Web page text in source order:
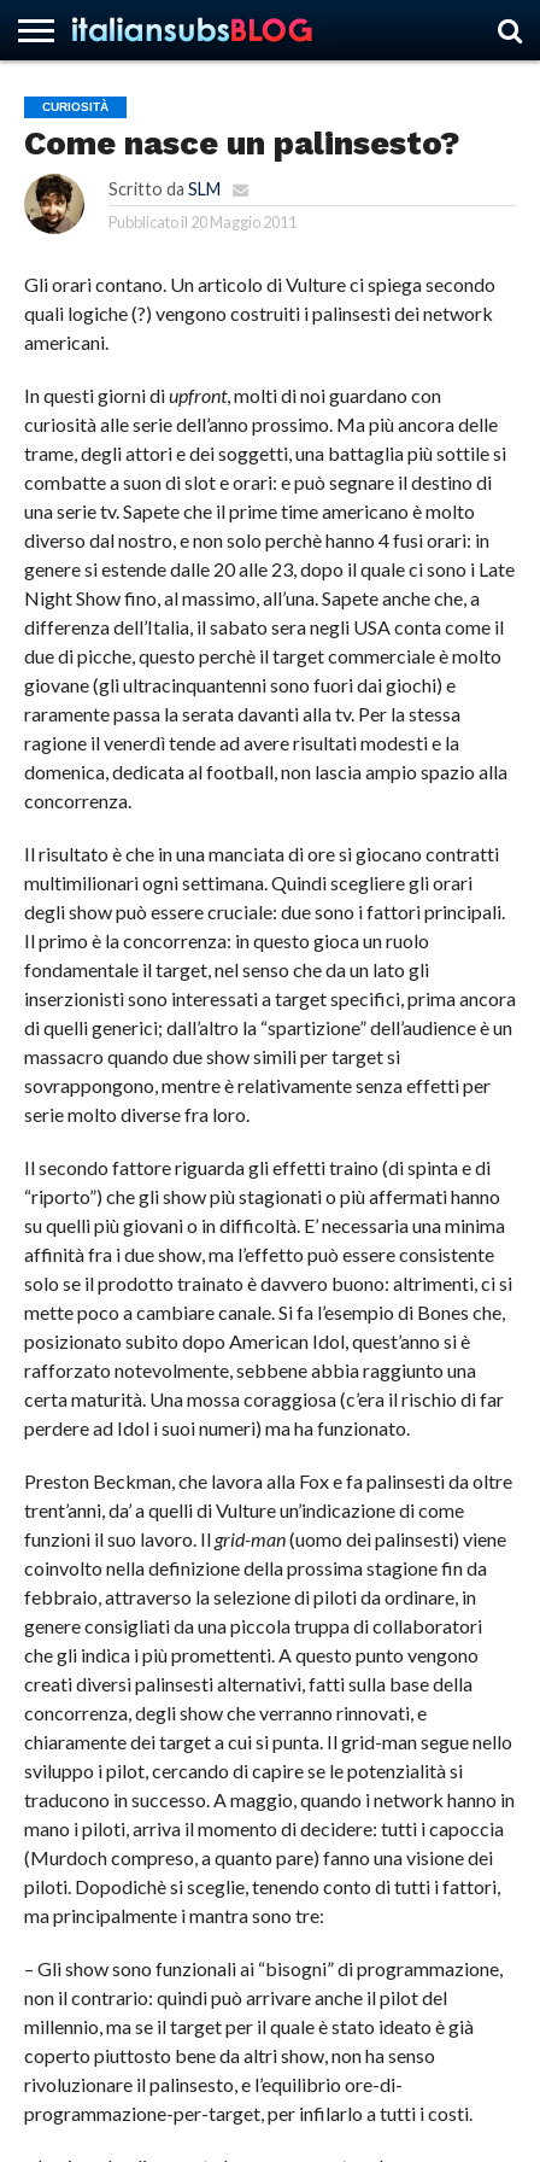
HOME
NEWS
ASCOLTI
RECENSIONI
INTERVISTE
CURIOSITÀ
CHI
SIAMO
CONTATTACI
FORUM
ITALIANSUBS
CURIOSITÀ
Come nasce un palinsesto?
Scritto da SLM
Pubblicato il 20 Maggio 2011
Gli orari contano. Un articolo di Vulture ci spiega secondo
quali logiche (?) vengono costruiti i palinsesti dei network
americani.
In questi giorni diupfront, molti di noi guardano con
curiosità alle serie dell’anno prossimo. Ma più ancora delle
trame, degli attori e dei soggetti, una battaglia più sottile si
combatte a suon di slot e orari: e può segnare il destino di
una serie tv. Sapete che il prime time americano è molto
diverso dal nostro, e non solo perchè hanno 4 fusi orari: in
genere si estende dalle 20 alle 23, dopo il quale ci sono i Late
Night Show fino, al massimo, all’una. Sapete anche che, a
differenza dell’Italia, il sabato sera negli USA conta come il
due di picche, questo perchè il target commerciale è molto
giovane (gli ultracinquantenni sono fuori dai giochi) e
raramente passa la serata davanti alla tv. Per la stessa
ragione il venerdì tende ad avere risultati modesti e la
domenica, dedicata al football, non lascia ampio spazio alla
concorrenza.
Il risultato è che in una manciata di ore si giocano contratti
multimilionari ogni settimana. Quindi scegliere gli orari
degli show può essere cruciale: due sono i fattori principali.
Il primo è la concorrenza: in questo gioca un ruolo
fondamentale il target, nel senso che da un lato gli
inserzionisti sono interessati a target specifici, prima ancora
di quelli generici; dall’altro la “spartizione” dell’audience è un
massacro quando due show simili per target si
sovrappongono, mentre è relativamente senza effetti per
serie molto diverse fra loro.
Il secondo fattore riguarda gli effetti traino (di spinta e di
“riporto”) che gli show più stagionati o più affermati hanno
su quelli più giovani o in difficoltà. E’ necessaria una minima
affinità fra i due show, ma l’effetto può essere consistente
solo se il prodotto trainato è davvero buono: altrimenti, ci si
mette poco a cambiare canale. Si fa l’esempio di Bones che,
posizionato subito dopo American Idol, quest’anno si è
rafforzato notevolmente, sebbene abbia raggiunto una
certa maturità. Una mossa coraggiosa (c’era il rischio di far
perdere ad Idol i suoi numeri) ma ha funzionato.
Preston Beckman, che lavora alla Fox e fa palinsesti da oltre
trent’anni, da’ a quelli di Vulture un’indicazione di come
funzioni il suo lavoro. Ilgrid-man(uomo dei palinsesti) viene
coinvolto nella definizione della prossima stagione fin da
febbraio, attraverso la selezione di piloti da ordinare, in
genere consigliati da una piccola truppa di collaboratori
che gli indica i più promettenti. A questo punto vengono
creati diversi palinsesti alternativi, fatti sulla base della
concorrenza, degli show che verranno rinnovati, e
chiaramente dei target a cui si punta. Il grid-man segue nello
sviluppo i pilot, cercando di capire se le potenzialità si
traducono in successo. A maggio, quando i network hanno in
mano i piloti, arriva il momento di decidere: tutti i capoccia
(Murdoch compreso, a quanto pare) fanno una visione dei
piloti. Dopodichè si sceglie, tenendo conto di tutti i fattori,
ma principalmente i mantra sono tre:
– Gli show sono funzionali ai “bisogni” di programmazione,
non il contrario: quindi può arrivare anche il pilot del
millennio, ma se il target per il quale è stato ideato è già
coperto piuttosto bene da altri show, non ha senso
rivoluzionare il palinsesto, e l’equilibrio ore-di-
programmazione-per-target, per infilarlo a tutti i costi.